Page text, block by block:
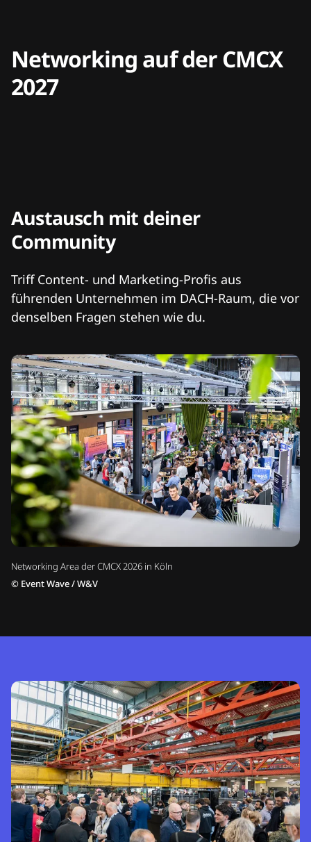
Networking auf der CMCX
2027
Networking Area der CMCX 2026 in Köln
© Event Wave / W&V
Austausch mit deiner
Community
Triff Content- und Marketing-Profis aus
führenden Unternehmen im DACH-Raum, die vor
denselben Fragen stehen wie du.